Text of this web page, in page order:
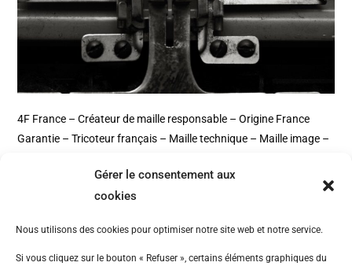
Gérer le consentement aux
cookies
Nous utilisons des cookies pour optimiser notre site web et notre service.
Si vous cliquez sur le bouton « Refuser », certains éléments graphiques du
4F France – Créateur de maille responsable – Origine France
Garantie – Tricoteur français – Maille technique – Maille image –
Natura – 2Life – Powershell – Maille non feu – Maille
Antistatique – Maille ESD – Maille costume – Gamme image –